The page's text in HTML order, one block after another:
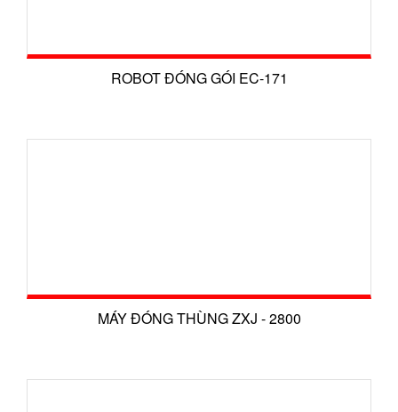
ROBOT ĐÓNG GÓI EC-171
MÁY ĐÓNG THÙNG ZXJ - 2800